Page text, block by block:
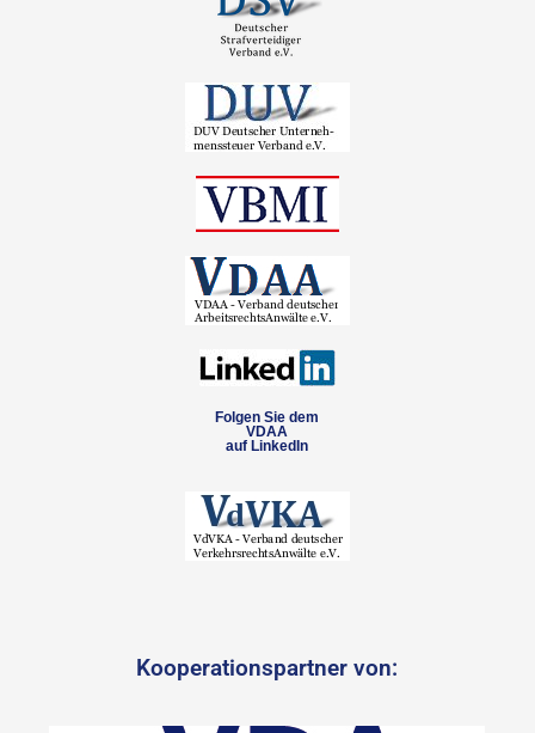
Folgen Sie dem
VDAA
auf LinkedIn
Kooperationspartner von: